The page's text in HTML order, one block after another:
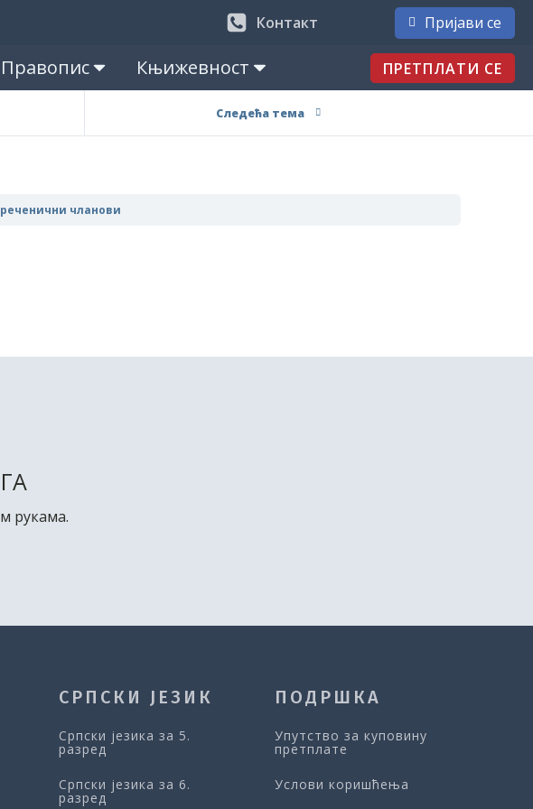
Контакт Пријави се
Правопис Књижевност ПРЕТПЛАТИ СЕ
Следећа тема
чланови
рукама.
СРПСКИ ЈЕЗИК
Српски језика за 5.
разред
Српски језика за 6.
разред
ПОДРШКА
Упутство за куповину
претплате
Услови коришћења